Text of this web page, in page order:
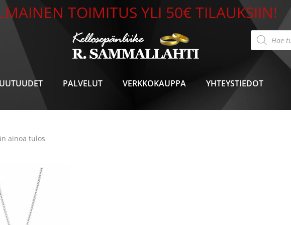
TOIMITUS YLI 50€ TILAUKSIIN!
Products
search
UUTUUDET PALVELUT VERKKOKAUPPA YHTEYSTIEDOT
ainoa tulos